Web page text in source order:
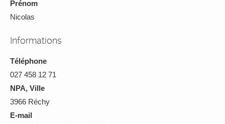
Prénom
Nicolas
Informations
Téléphone
027 458 12 71
NPA, Ville
3966 Réchy
E-mail